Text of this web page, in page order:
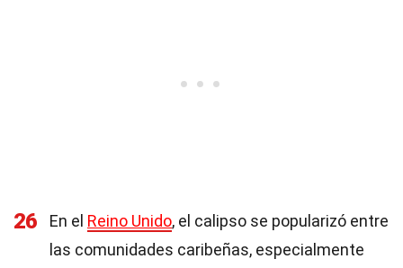
26 En el Reino Unido, el calipso se popularizó entre
las comunidades caribeñas, especialmente